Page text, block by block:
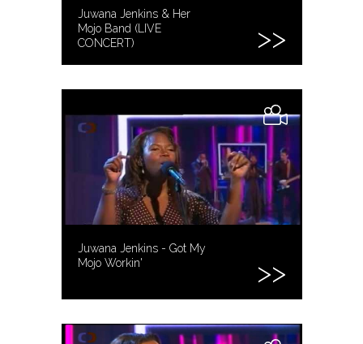
Juwana Jenkins & Her
Mojo Band (LIVE
CONCERT)
Juwana Jenkins - Got My
Mojo Workin'